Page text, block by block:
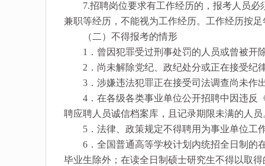
7.招聘岗位要求有工作经历的，报考人员必
兼职等经历，不能视为工作经历。工作经历按
（二）不得报考的情形
1．曾因犯罪受过刑事处罚的人员或曾被开
2．尚未解除党纪、政纪处分或正在接受纪
3．涉嫌违法犯罪正在接受司法调查尚未作
4．在各级各类事业单位公开招聘中因违反
聘应聘人员诚信档案库，且记录期限未满的人员
5．法律、政策规定不得聘用为事业单位工
6．全国普通高等学校计划内统招全日制的在
毕业生除外；在读全日制硕士研究生不得以取